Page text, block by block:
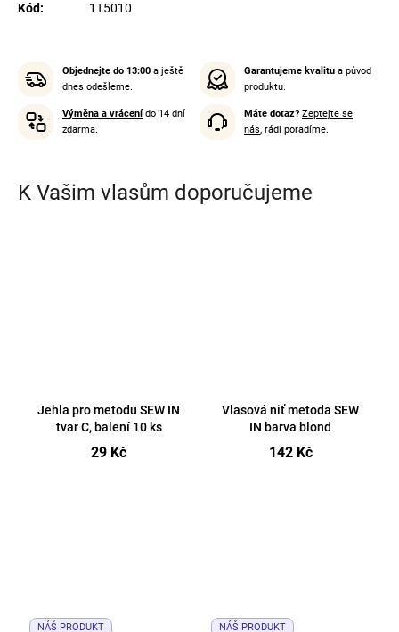
Kód: 1T5010
Objednejte do 13:00 a ještě
dnes odešleme.
Garantujeme kvalitu a původ
produktu.
Výměna a vrácenído 14 dní
zdarma.
Máte dotaz? Zeptejte se
nás, rádi poradíme.
K Vašim vlasům doporučujeme
Jehla pro metodu SEW IN
tvar C, balení 10 ks
29 Kč
Vlasová niť metoda SEW
IN barva blond
142 Kč
NÁŠ PRODUKT NÁŠ PRODUKT